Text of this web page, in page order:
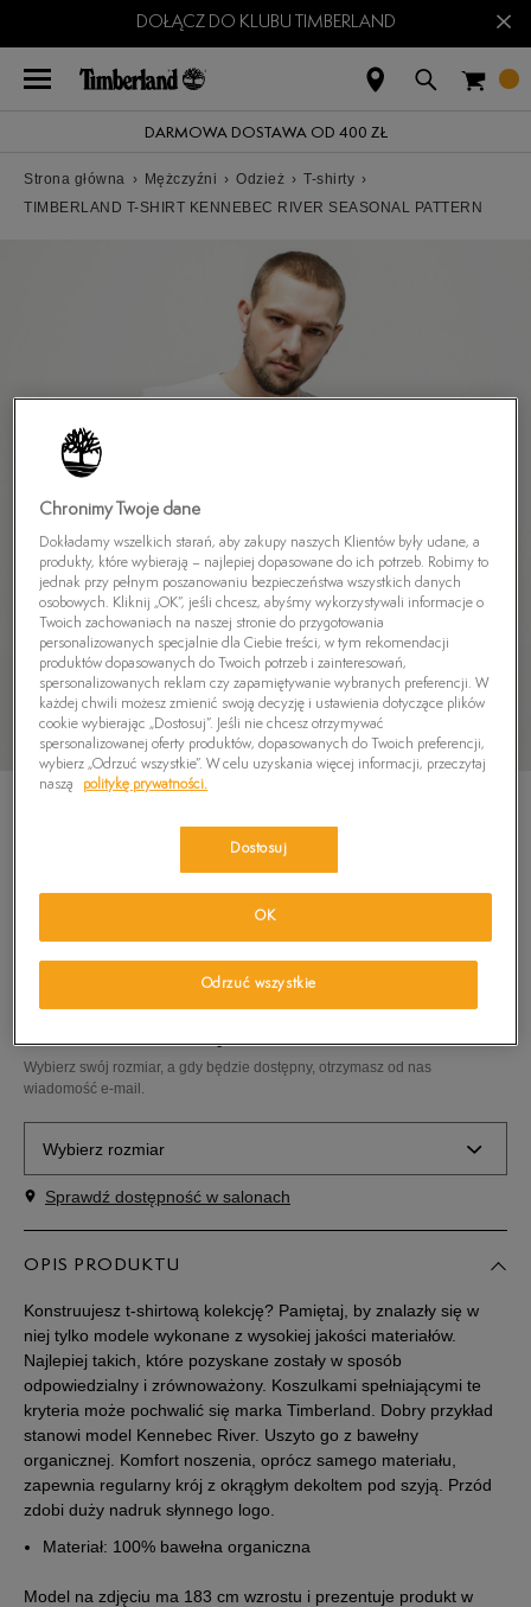
DOŁĄCZ DO KLUBU TIMBERLAND ×
DARMOWA DOSTAWA OD 400 ZŁ
Strona główna › Mężczyźni › Odzież › T-shirty ›
TIMBERLAND T-SHIRT KENNEBEC RIVER SEASONAL PATTERN
TIMBERLAND T-SHIRT KENNEBEC RIVER
149,99zł
Wybierz swój rozmiar, a gdy będzie dostępny, otrzymasz od nas
wiadomość e-mail.
Wybierz rozmiar
Powiadom o
dostępności
XL
Powiadom o
dostępności
XXL
Powiadom o
dostępności
Sprawdź dostępność w salonach
OPIS PRODUKTU
Konstruujesz t-shirtową kolekcję? Pamiętaj, by znalazły się w
niej tylko modele wykonane z wysokiej jakości materiałów.
Najlepiej takich, które pozyskane zostały w sposób
odpowiedzialny i zrównoważony. Koszulkami spełniającymi te
kryteria może pochwalić się marka Timberland. Dobry przykład
stanowi model Kennebec River. Uszyto go z bawełny
organicznej. Komfort noszenia, oprócz samego materiału,
zapewnia regularny krój z okrągłym dekoltem pod szyją. Przód
zdobi duży nadruk słynnego logo.
Materiał: 100% bawełna organiczna
Model na zdjęciu ma 183 cm wzrostu i prezentuje produkt w
Chronimy Twoje dane
Dokładamy wszelkich starań, aby zakupy naszych Klientów były udane, a
produkty, które wybierają – najlepiej dopasowane do ich potrzeb. Robimy to
jednak przy pełnym poszanowaniu bezpieczeństwa wszystkich danych
osobowych. Kliknij „OK”, jeśli chcesz, abyśmy wykorzystywali informacje o
Twoich zachowaniach na naszej stronie do przygotowania
personalizowanych specjalnie dla Ciebie treści, w tym rekomendacji
produktów dopasowanych do Twoich potrzeb i zainteresowań,
spersonalizowanych reklam czy zapamiętywanie wybranych preferencji. W
każdej chwili możesz zmienić swoją decyzję i ustawienia dotyczące plików
cookie wybierając „Dostosuj”. Jeśli nie chcesz otrzymywać
spersonalizowanej oferty produktów, dopasowanych do Twoich preferencji,
wybierz „Odrzuć wszystkie”. W celu uzyskania więcej informacji, przeczytaj
naszą
politykę prywatności.
Dostosuj
Odrzuć wszystkie
OK